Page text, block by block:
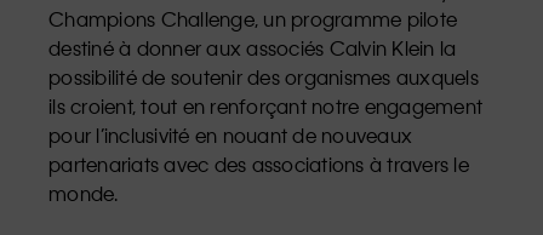
Champions Challenge, un programme pilote
destiné à donner aux associés Calvin Klein la
possibilité de soutenir des organismes auxquels
ils croient, tout en renforçant notre engagement
pour l’inclusivité en nouant de nouveaux
partenariats avec des associations à travers le
monde.